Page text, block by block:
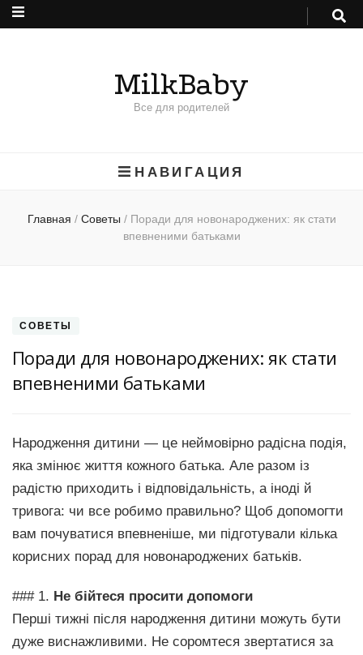
MilkBaby
Все для родителей
НАВИГАЦИЯ
Главная / Советы / Поради для новонароджених: як стати
впевненими батьками
СОВЕТЫ
Поради для новонароджених: як стати
впевненими батьками
Народження дитини — це неймовірно радісна подія,
яка змінює життя кожного батька. Але разом із
радістю приходить і відповідальність, а іноді й
тривога: чи все робимо правильно? Щоб допомогти
вам почуватися впевненіше, ми підготували кілька
корисних порад для новонароджених батьків.
### 1. Не бійтеся просити допомоги
Перші тижні після народження дитини можуть бути
дуже виснажливими. Не соромтеся звертатися за